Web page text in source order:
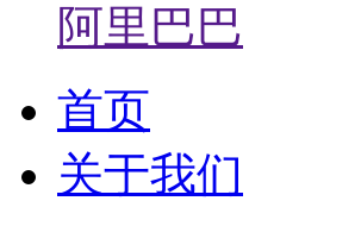
阿里巴巴
首页
关于我们